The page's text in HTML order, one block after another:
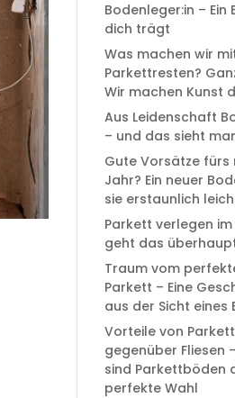
Bodenleger:in – Ein
dich trägt
Was machen wir
Parkettresten?
Wir machen Kunst
Aus Leidenschaft
– und das sieht
Gute Vorsätze fürs
Jahr? Ein neuer
sie erstaunlich
Parkett verlegen im
geht das
Traum vom
Parkett – Eine
aus der Sicht eines
Vorteile von Parkett
gegenüber Fliesen
sind Parkettböden
perfekte Wahl